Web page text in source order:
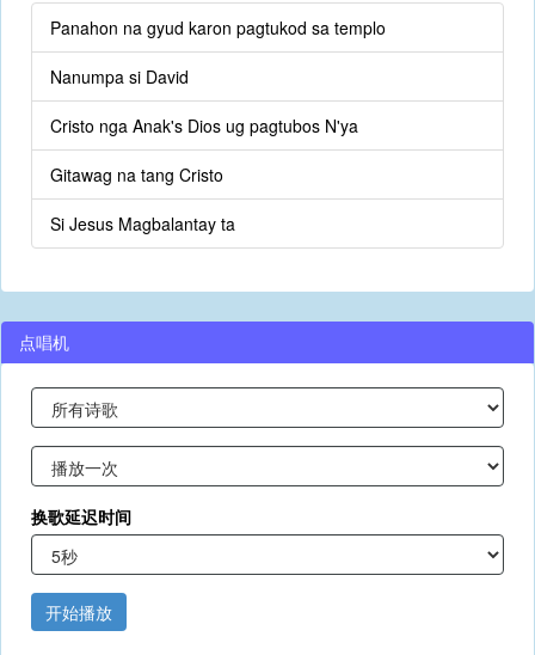
Panahon na gyud karon pagtukod sa templo
Nanumpa si David
Cristo nga Anak's Dios ug pagtubos N'ya
Gitawag na tang Cristo
Si Jesus Magbalantay ta
点唱机
换歌延迟时间
开始播放